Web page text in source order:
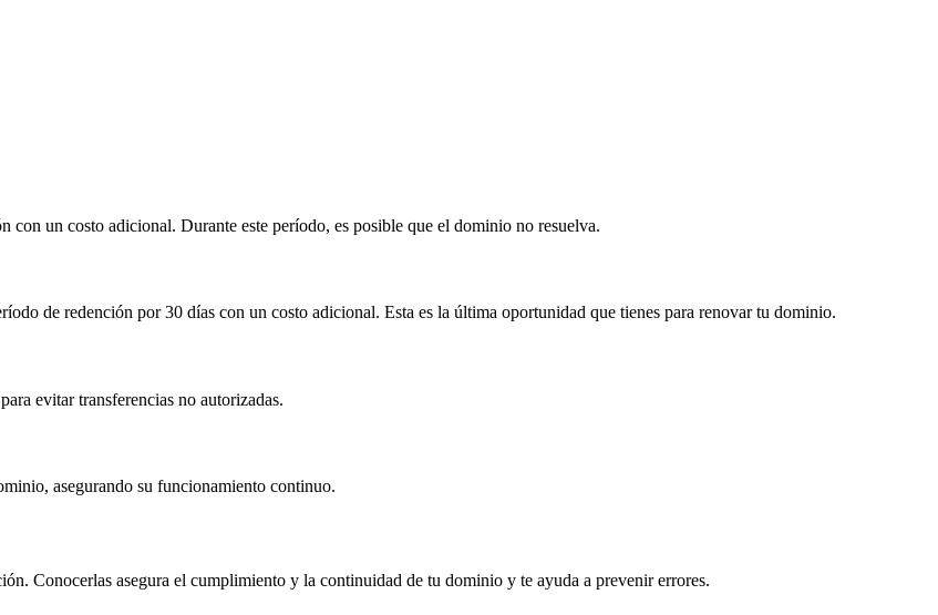
con un costo adicional. Durante este período, es posible que el dominio no resuelva.
de redención por 30 días con un costo adicional. Esta es la última oportunidad que tienes para renovar tu dominio.
para evitar transferencias no autorizadas.
asegurando su funcionamiento continuo.
Conocerlas asegura el cumplimiento y la continuidad de tu dominio y te ayuda a prevenir errores.